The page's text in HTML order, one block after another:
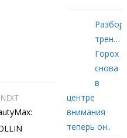
NEXT
Летнюю
школу
OLLIN
в
Москве.
Разбор
#1
Горох
снова
в
центре
внимания
теперь он..